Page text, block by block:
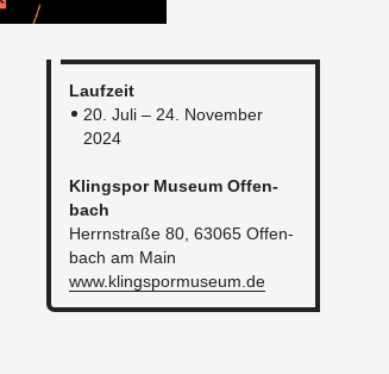
Lauf­zeit
20. Juli – 24. No­vem­ber
2024
Kling­s­por Mu­se­um Of­fen­
bach
Herrn­stra­ße 80, 63065 Of­fen­
bach am Main
www.​kli​ngsp​ormu​seum.​de